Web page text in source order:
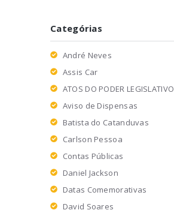
Categórias
André Neves
Assis Car
ATOS DO PODER LEGISLATIVO
Aviso de Dispensas
Batista do Catanduvas
Carlson Pessoa
Contas Públicas
Daniel Jackson
Datas Comemorativas
David Soares